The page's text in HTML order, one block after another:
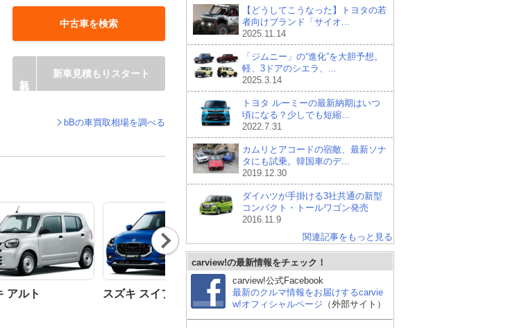
中古車を検索
新車見積もりスタート
bBの車買取相場を調べる
アルト スズキ スイフト スズキ アルトラパン
フォルクスワーゲン ゴ
ルフ (ハッチバック)
Nex
t
【どうしてこうなった】トヨタの若
者向けブランド「サイオ...
2025.11.14
「ジムニー」の“進化”を大胆予想。
軽、3ドアのシエラ、...
2025.3.14
トヨタ ルーミーの最新納期はいつ
頃になる？少しでも短縮...
2022.7.31
カムリとアコードの宿敵、最新ソナ
タにも試乗。韓国車のデ...
2019.12.30
ダイハツが手掛ける3社共通の新型
コンパクト・トールワゴン発売
2016.11.9
関連記事をもっと見る
carview!の最新情報をチェック！
carview!公式Facebook
最新のクルマ情報をお届けするcarvie
w!オフィシャルページ （外部サイト）